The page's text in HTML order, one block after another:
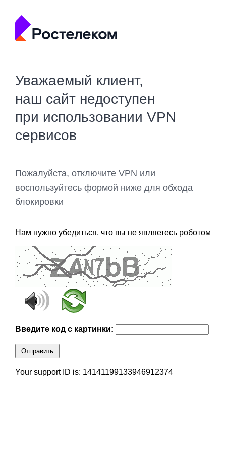
Уважаемый клиент,
наш сайт недоступен
при использовании VPN
сервисов
Пожалуйста, отключите VPN или
воспользуйтесь формой ниже для обхода
блокировки
Нам нужно убедиться, что вы не являетесь роботом
Введите код с картинки:
Отправить
Your support ID is: 14141199133946912374